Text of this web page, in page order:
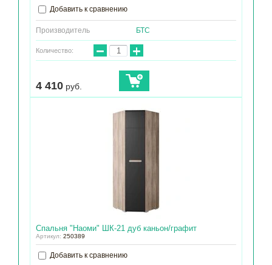
Добавить к сравнению
Производитель БТС
Количество: − +
4 410 руб.
Спальня "Наоми" ШК-21 дуб каньон/графит
Артикул: 250389
Добавить к сравнению